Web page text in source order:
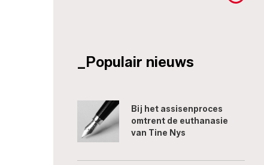
_Populair nieuws
Bij het assisenproces
omtrent de euthanasie
van Tine Nys